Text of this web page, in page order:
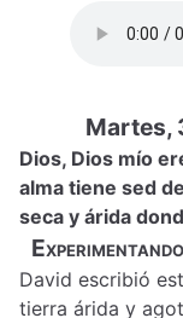
Martes,
Dios, Dios mío
alma tiene sed
seca y árida
David escribió
tierra árida y